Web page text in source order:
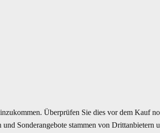
Überprüfen Sie dies vor dem Kauf
Sonderangebote stammen von Drittanbietern